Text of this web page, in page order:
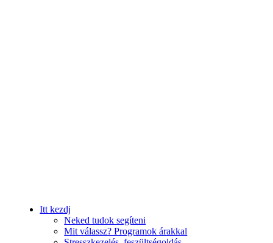
Itt kezdj
Neked tudok segíteni
Mit válassz? Programok árakkal